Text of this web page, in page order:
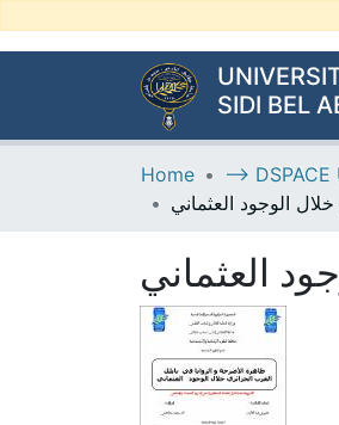
SIDI BEL
Home
العثماني